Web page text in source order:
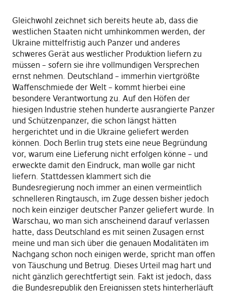
Gleichwohl zeichnet sich bereits heute ab, dass die
westlichen Staaten nicht umhinkommen werden, der
Ukraine mittelfristig auch Panzer und anderes
schweres Gerät aus westlicher Produktion liefern zu
müssen – sofern sie ihre vollmundigen Versprechen
ernst nehmen. Deutschland – immerhin viertgrößte
Waffenschmiede der Welt – kommt hierbei eine
besondere Verantwortung zu. Auf den Höfen der
hiesigen Industrie stehen hunderte ausrangierte Panzer
und Schützenpanzer, die schon längst hätten
hergerichtet und in die Ukraine geliefert werden
können. Doch Berlin trug stets eine neue Begründung
vor, warum eine Lieferung nicht erfolgen könne – und
erweckte damit den Eindruck, man wolle gar nicht
liefern. Stattdessen klammert sich die
Bundesregierung noch immer an einen vermeintlich
schnelleren Ringtausch, im Zuge dessen bisher jedoch
noch kein einziger deutscher Panzer geliefert wurde. In
Warschau, wo man sich anscheinend darauf verlassen
hatte, dass Deutschland es mit seinen Zusagen ernst
meine und man sich über die genauen Modalitäten im
Nachgang schon noch einigen werde, spricht man offen
von Täuschung und Betrug. Dieses Urteil mag hart und
nicht gänzlich gerechtfertigt sein. Fakt ist jedoch, dass
die Bundesrepublik den Ereignissen stets hinterherläuft